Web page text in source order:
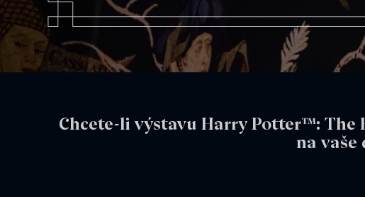
Chcete-li výstavu Harry Potter™: The
na vaše